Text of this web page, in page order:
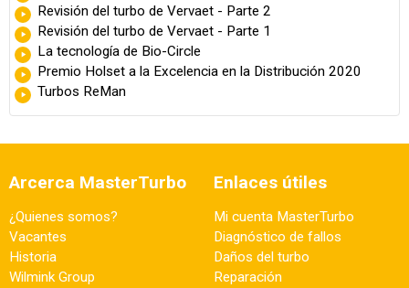
Revisión del turbo de Vervaet - Parte 2
Revisión del turbo de Vervaet - Parte 1
La tecnología de Bio-Circle
Premio Holset a la Excelencia en la Distribución 2020
Turbos ReMan
Arcerca MasterTurbo
¿Quienes somos?
Vacantes
Historia
Wilmink Group
Enlaces útiles
Mi cuenta MasterTurbo
Diagnóstico de fallos
Daños del turbo
Reparación